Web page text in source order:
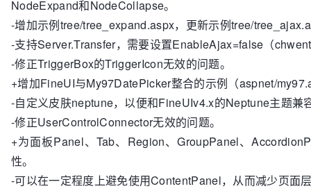
NodeExpand和NodeCollapse。
-增加示例tree/tree_expand.aspx，更新示例tree/
-支持Server.Transfer，需要设置EnableAjax=false（
-修正TriggerBox的TriggerIcon无效的问题。
+增加FineUI与My97DatePicker整合的示例（aspnet/
-自定义皮肤neptune，以便和FineUIv4.x的Neptune主题兼
-修正UserControlConnector无效的问题。
+为面板Panel、Tab、Region、GroupPanel、
性。
-可以在一定程度上避免使用ContentPanel，从而减少页面